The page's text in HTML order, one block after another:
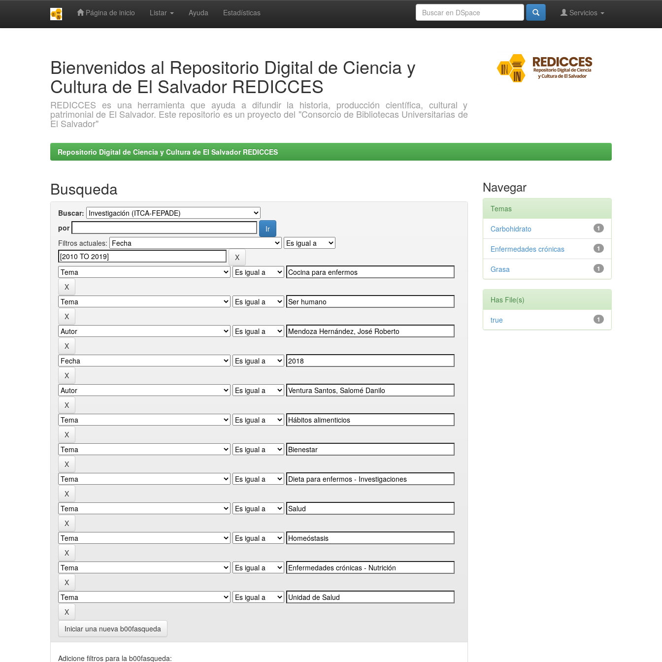
Página de inicio Listar Ayuda Estadísticas Servicios
Bienvenidos al Repositorio Digital de Ciencia y
Cultura de El Salvador REDICCES
REDICCES es una herramienta que ayuda a difundir la historia, producción científica, cultural y
patrimonial de El Salvador. Este repositorio es un proyecto del "Consorcio de Bibliotecas Universitarias de
El Salvador"
Repositorio Digital de Ciencia y Cultura de El Salvador REDICCES
Busqueda
Buscar:
por
Filtros actuales:
Iniciar una nueva b00fasqueda
Adicione filtros para la b00fasqueda:
Navegar
Temas
1
Carbohidrato
1
Enfermedades crónicas
1
Grasa
Has File(s)
1
true